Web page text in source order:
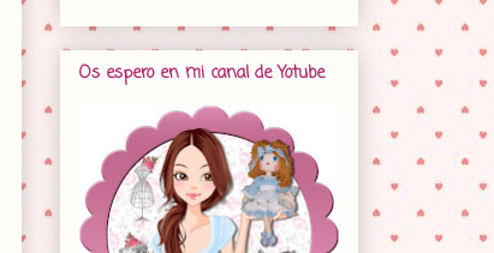
Os espero en mi canal de Yotube